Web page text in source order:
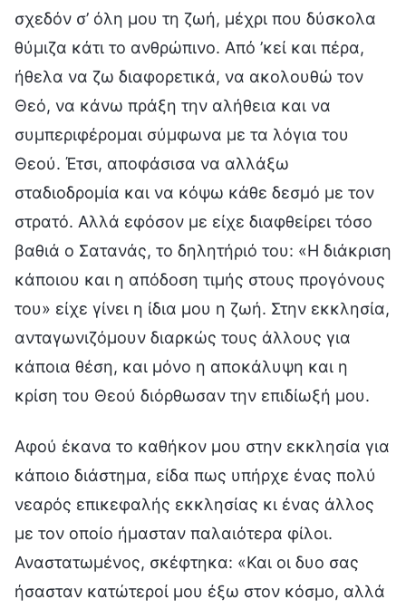
σχεδόν σ’ όλη μου τη ζωή, μέχρι που δύσκολα
θύμιζα κάτι το ανθρώπινο. Από ’κεί και πέρα,
ήθελα να ζω διαφορετικά, να ακολουθώ τον
Θεό, να κάνω πράξη την αλήθεια και να
συμπεριφέρομαι σύμφωνα με τα λόγια του
Θεού. Έτσι, αποφάσισα να αλλάξω
σταδιοδρομία και να κόψω κάθε δεσμό με τον
στρατό. Αλλά εφόσον με είχε διαφθείρει τόσο
βαθιά ο Σατανάς, το δηλητήριό του: «Η διάκριση
κάποιου και η απόδοση τιμής στους προγόνους
του» είχε γίνει η ίδια μου η ζωή. Στην εκκλησία,
ανταγωνιζόμουν διαρκώς τους άλλους για
κάποια θέση, και μόνο η αποκάλυψη και η
κρίση του Θεού διόρθωσαν την επιδίωξή μου.
Αφού έκανα το καθήκον μου στην εκκλησία για
κάποιο διάστημα, είδα πως υπήρχε ένας πολύ
νεαρός επικεφαλής εκκλησίας κι ένας άλλος
με τον οποίο ήμασταν παλαιότερα φίλοι.
Αναστατωμένος, σκέφτηκα: «Και οι δυο σας
ήσασταν κατώτεροί μου έξω στον κόσμο, αλλά